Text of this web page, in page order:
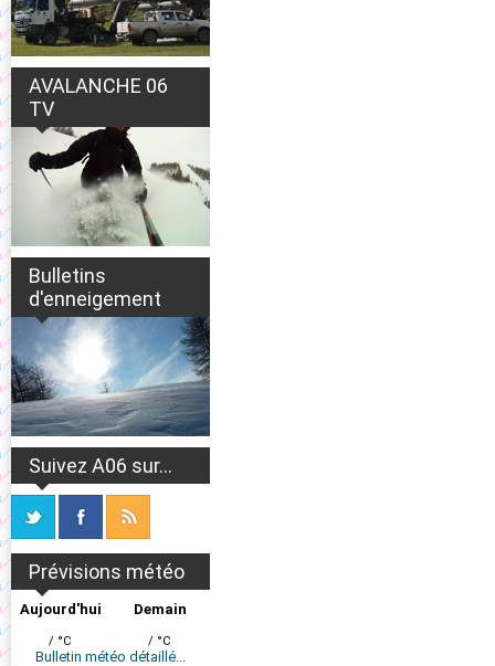
AVALANCHE 06
TV
Bulletins
d'enneigement
Suivez A06 sur...
Prévisions météo
Aujourd'hui
/ °C
Demain
/ °C
Bulletin météo détaillé...